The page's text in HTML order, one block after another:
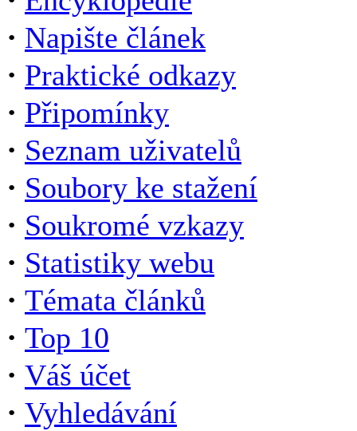
· Napište článek
· Praktické odkazy
· Připomínky
· Seznam uživatelů
· Soubory ke stažení
· Soukromé vzkazy
· Statistiky webu
· Témata článků
· Top 10
· Váš účet
· Vyhledávání